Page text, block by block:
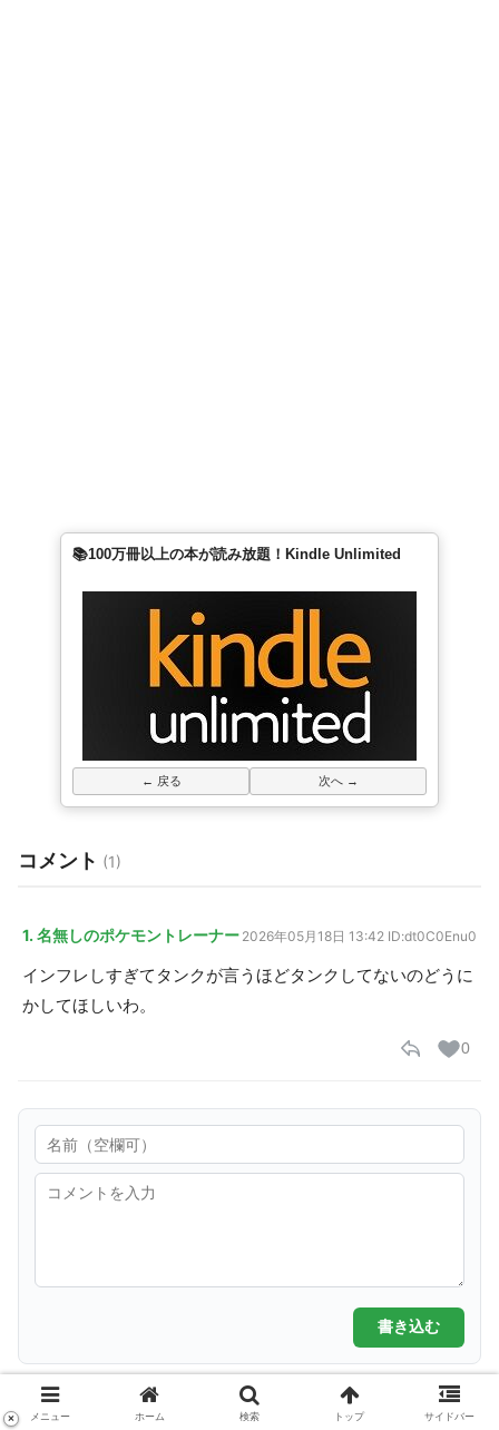
📚100万冊以上の本が読み放題！Kindle Unlimited
← 戻る 次へ →
コメント (1)
1. 名無しのポケモントレーナー 2026年05月18日 13:42 ID:dt0C0Enu0
インフレしすぎてタンクが言うほどタンクしてないのどうに
かしてほしいわ。
0
書き込む
ホーム ポケモンユナイトまとめ
メニュー ホーム 検索 トップ サイドバー
×